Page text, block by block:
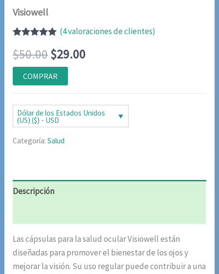
Visiowell
con5.00de
5 en base a
valoraciones
de clientes
(4valoraciones de clientes)
$50.00El
precio
original
era:
$50.00.
$29.00El
actual
es:
COMPRAR
Dólar de los Estados Unidos
(US) ($) - USD
Categoría:Salud
Descripción
Las cápsulas para la salud ocular Visiowell están
diseñadas para promover el bienestar de los ojos y
mejorar la visión. Su uso regular puede contribuir a una